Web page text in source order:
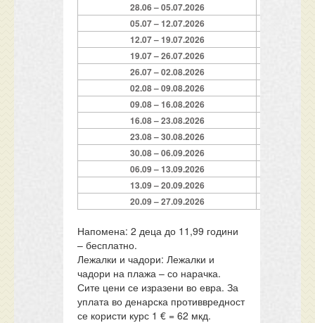
28.06 – 05.07.2026
05.07 – 12.07.2026
12.07 – 19.07.2026
19.07 – 26.07.2026
26.07 – 02.08.2026
02.08 – 09.08.2026
09.08 – 16.08.2026
16.08 – 23.08.2026
23.08 – 30.08.2026
30.08 – 06.09.2026
06.09 – 13.09.2026
13.09 – 20.09.2026
20.09 – 27.09.2026
Напомена: 2 деца до 11,99 години
– бесплатно.
Лежалки и чадори: Лежалки и
чадори на плажа – со нарачка.
Сите цени се изразени во евра. За
уплата во денарска противвредност
се користи курс 1 € = 62 мкд.